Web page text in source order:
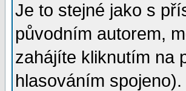
Je to stejné jako s
původním autorem,
zahájíte kliknutím na
hlasováním